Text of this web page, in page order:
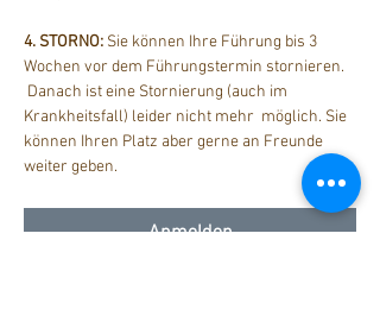
4. STORNO: Sie können Ihre Führung bis 3
Wochen vor dem Führungstermin stornieren.
Danach ist eine Stornierung (auch im
Krankheitsfall) leider nicht mehr  möglich. Sie
können Ihren Platz aber gerne an Freunde
weiter geben.
Anmelden